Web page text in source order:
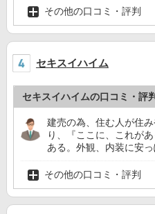
その他の口コミ・評判
セキスイハイム
セキスイハイムの口コミ・評判
建売の為、住む人が住
り、『ここに、これが
ある。外観、内装に安
その他の口コミ・評判